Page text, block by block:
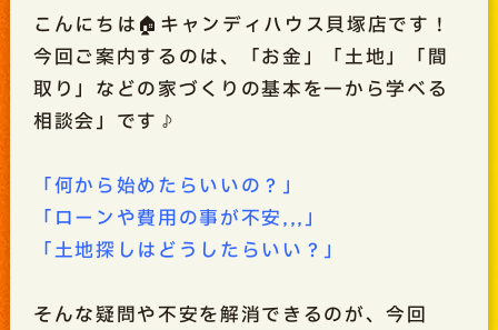
こんにちは🏠キャンディハウス貝塚店です！
今回ご案内するのは、「お金」「土地」「間
取り」などの家づくりの基本を一から学べる
相談会」です♪
「何から始めたらいいの？」
「ローンや費用の事が不安,,,」
「土地探しはどうしたらいい？」
そんな疑問や不安を解消できるのが、今回